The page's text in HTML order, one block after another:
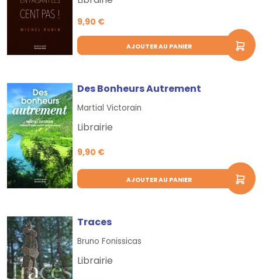
9,90 €
AJOUTER AU PANIER
Des Bonheurs Autrement
Martial Victorain
Librairie
9,90 €
AJOUTER AU PANIER
Traces
Bruno Fonissicas
Librairie